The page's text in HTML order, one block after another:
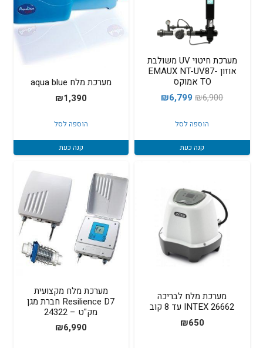
מערכת חיטוי UV משולבת
אוזון EMAUX NT-UV87-
TO אמוקס
₪6,900
המחיר
היה:
₪6,900.
₪6,799
המחיר
₪6,799.
הוספה לסל
קנה כעת
מערכת מלח aqua blue
₪1,390
הוספה לסל
קנה כעת
מערכת מלח לבריכה
INTEX 26662 עד 8 קוב
₪650
מערכת מלח מקצועית
Resilience D7 חברת מגן
מק"ט – 24322
₪6,990